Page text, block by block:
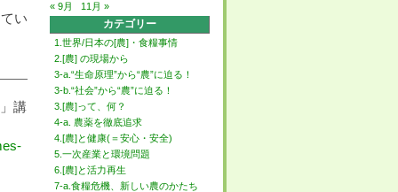
い
講
« 9月
11月 »
カテゴリー
1.世界/日本の[農]・食糧事情
2.[農] の現場から
3-a.“生命原理”から“農”に迫る！
3-b.“社会”から“農”に迫る！
3.[農]って、何？
4-a. 農薬を徹底追求
4.[農]と健康(＝安心・安全)
5.一次産業と環境問題
6.[農]と活力再生
7-a.食糧危機、新しい農のかたち